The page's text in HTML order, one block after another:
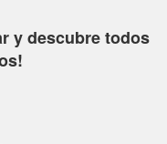
y descubre todos